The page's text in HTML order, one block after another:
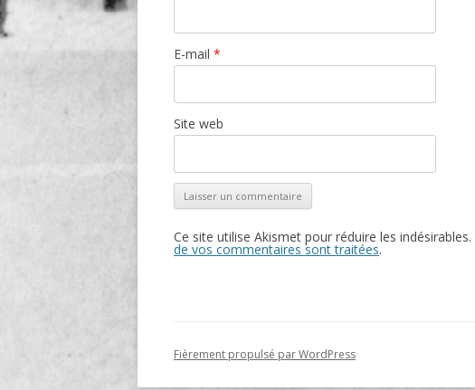
E-mail *
Site web
Ce site utilise Akismet pour réduire les indésirables.
de vos commentaires sont traitées.
Fièrement propulsé par WordPress